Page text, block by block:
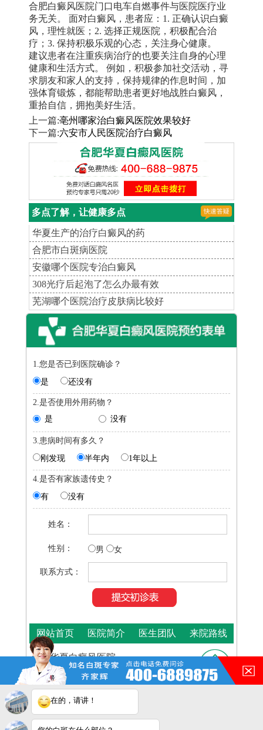
合肥白癜风医院门口电车自燃事件与医院医疗业
务无关。 面对白癜风，患者应：1. 正确认识白癜
风，理性就医；2. 选择正规医院，积极配合治
疗；3. 保持积极乐观的心态，关注身心健康。
建议患者在注重疾病治疗的也要关注自身的心理
健康和生活方式。 例如，积极参加社交活动，寻
求朋友和家人的支持，保持规律的作息时间，加
强体育锻炼，都能帮助患者更好地战胜白癜风，
重拾自信，拥抱美好生活。
上一篇:亳州哪家治白癜风医院效果较好
下一篇:六安市人民医院治疗白癜风
多点了解，让健康多点
华夏生产的治疗白癜风的药
合肥市白斑病医院
安徽哪个医院专治白癜风
308光疗后起泡了怎么办最有效
芜湖哪个医院治疗皮肤病比较好
1.您是否已到医院确诊？
是
还没有
2.是否使用外用药物？
是
没有
3.患病时间有多久？
刚发现
半年内 1年以上
4.是否有家族遗传史？
有
没有
姓名：
性别： 男 女
联系方式：
网站首页 医院简介 医生团队 来院路线
合肥华夏白癜风医院
咨询热线：
400-688-9875
医院地址：合肥市铜陵路与裕溪路交叉路口
Copyright © 2025
备16014022号-11
在的，请讲！